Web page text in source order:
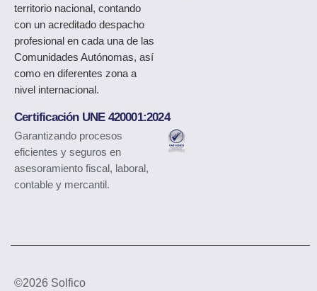
territorio nacional, contando
con un acreditado despacho
profesional en cada una de las
Comunidades Autónomas, así
como en diferentes zona a
nivel internacional.
Certificación UNE 420001:2024
Garantizando procesos
eficientes y seguros en
asesoramiento fiscal, laboral,
contable y mercantil.
©2026 Solfico